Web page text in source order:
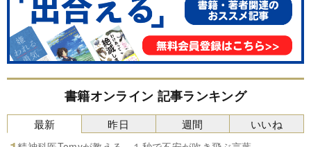
書籍オンライン 記事ランキング
最新 昨日 週間 いいね